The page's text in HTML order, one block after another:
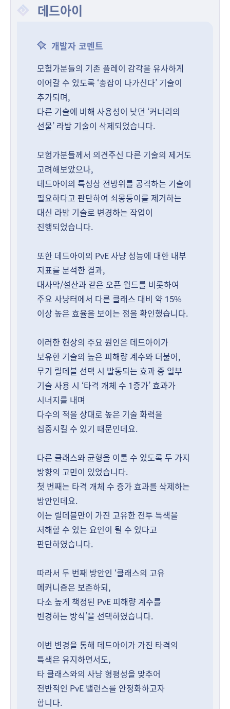
데드아이
개발자 코멘트
모험가분들의 기존 플레이 감각을 유사하게
이어갈 수 있도록 ‘총잡이 나가신다’ 기술이
추가되며,
다른 기술에 비해 사용성이 낮던 ‘커너리의
선물’ 라밤 기술이 삭제되었습니다.
모험가분들께서 의견주신 다른 기술의 제거도
고려해보았으나,
데드아이의 특성상 전방위를 공격하는 기술이
필요하다고 판단하여 쇠몽둥이를 제거하는
대신 라밤 기술로 변경하는 작업이
진행되었습니다.
또한 데드아이의 PvE 사냥 성능에 대한 내부
지표를 분석한 결과,
대사막/설산과 같은 오픈 월드를 비롯하여
주요 사냥터에서 다른 클래스 대비 약 15%
이상 높은 효율을 보이는 점을 확인했습니다.
이러한 현상의 주요 원인은 데드아이가
보유한 기술의 높은 피해량 계수와 더불어,
무기 릴데블 선택 시 발동되는 효과 중 일부
기술 사용 시 ‘타격 개체 수 1증가’ 효과가
시너지를 내며
다수의 적을 상대로 높은 기술 화력을
집중시킬 수 있기 때문인데요.
다른 클래스와 균형을 이룰 수 있도록 두 가지
방향의 고민이 있었습니다.
첫 번째는 타격 개체 수 증가 효과를 삭제하는
방안인데요.
이는 릴데블만이 가진 고유한 전투 특색을
저해할 수 있는 요인이 될 수 있다고
판단하였습니다.
따라서 두 번째 방안인 ‘클래스의 고유
메커니즘은 보존하되,
다소 높게 책정된 PvE 피해량 계수를
변경하는 방식’을 선택하였습니다.
이번 변경을 통해 데드아이가 가진 타격의
특색은 유지하면서도,
타 클래스와의 사냥 형평성을 맞추어
전반적인 PvE 밸런스를 안정화하고자
합니다.